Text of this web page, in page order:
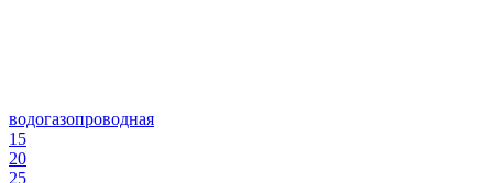
водогазопроводная
15
20
25